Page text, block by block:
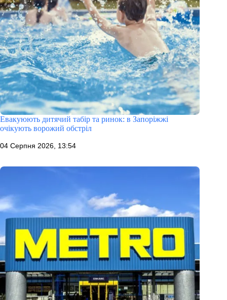
Евакуюють дитячий табір та ринок: в Запоріжжі
очікують ворожий обстріл
04 Серпня 2026, 13:54